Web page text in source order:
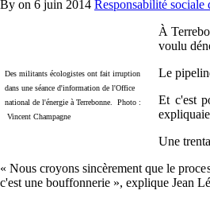
By on 6 juin 2014 Responsabilité sociale
Des militants écologistes ont fait irruption
dans une séance d'information de l'Office
national de l'énergie à Terrebonne. Photo :
Vincent Champagne
À
voulu
Le
Et c'est
Une
« Nous croyons sincèrement que le
c'est une bouffonnerie », explique Jean